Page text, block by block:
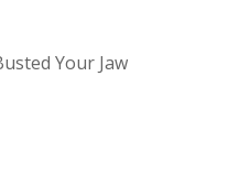
Your Jaw